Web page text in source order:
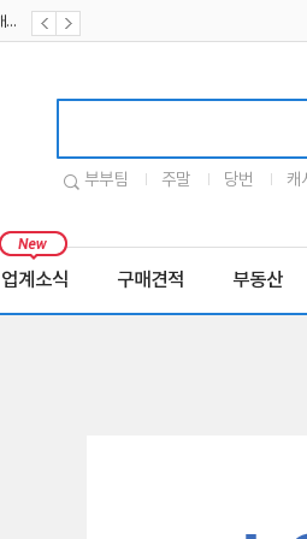
[공지] [호텔업] 유료서비스 이용약관 개정본2 (19.09.02)
부부팀 주말 당번 캐
업계소식 구매견적 부동산